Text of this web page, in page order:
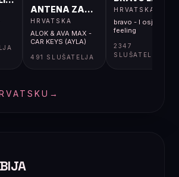
ANTENA ZAGREB LIVE
HRVATSKA
ALOK & AVA MAX -
CAR KEYS (AYLA)
491 SLUŠATELJA
HRVATSKA
bravo - I osjećaj i
feeling
2347
SLUŠATELJA
→